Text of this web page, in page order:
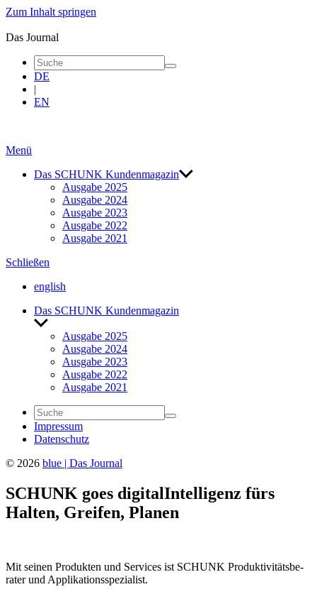
Zum Inhalt springen
|
Journal
Das Journal
DE
|
EN
Menü
Das SCHUNK Kunden­magazin
Ausgabe 2025
Ausgabe 2024
Ausgabe 2023
Ausgabe 2022
Ausgabe 2021
Schließen
english
Das SCHUNK Kunden­magazin
Untermenü
anzeigenAusgabe 2025
Ausgabe 2024
Ausgabe 2023
Ausgabe 2022
Ausgabe 2021
Impressum
Daten­schutz
© 2026 blue | Das Journal
SCHUNK goes digitalIntel­li­genz fürs
Halten, Greifen, Planen
Mit seinen Produkten und Services ist SCHUNK Produk­ti­vi­täts­be­
rater und Appli­ka­ti­ons­spe­zia­list.